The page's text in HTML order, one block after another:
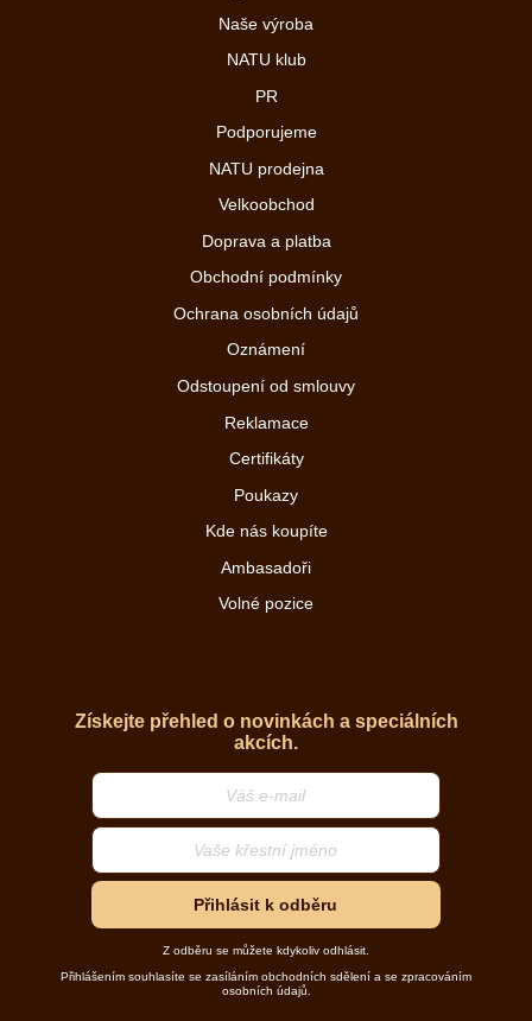
Naše výroba
NATU klub
PR
Podporujeme
NATU prodejna
Velkoobchod
Doprava a platba
Obchodní podmínky
Ochrana osobních údajů
Oznámení
Odstoupení od smlouvy
Reklamace
Certifikáty
Poukazy
Kde nás koupíte
Ambasadoři
Volné pozice
Získejte přehled o novinkách a speciálních
akcích.
Přihlásit k odběru
Z odběru se můžete kdykoliv odhlásit.
Přihlášením souhlasíte se zasíláním obchodních sdělení a se zpracováním
osobních údajů.